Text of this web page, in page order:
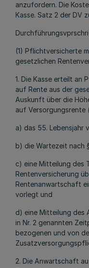
anzufordern. Die
Kasse. Satz 2 der DV
(1) Pflichtversicherte
gesetzlichen
1. Die Kasse erteilt an
auf Rente aus der
Auskunft über die
auf Versorgungsrente
a) das 55. Lebensjahr
b) die Wartezeit nach
c) eine Mitteilung des
Rentenversicherung
Rentenanwartschaft
vorlegt und
d) eine Mitteilung des
in Nr. 2 genannten
bezogenen und von
2. Die Anwartschaft